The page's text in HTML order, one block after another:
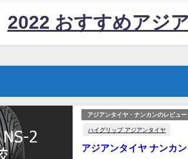
2022 おすすめアジ
アジアンタイヤ・ナンカンのレビュー
ハイグリップ アジアンタイヤ
アジアンタイヤ ナンカ